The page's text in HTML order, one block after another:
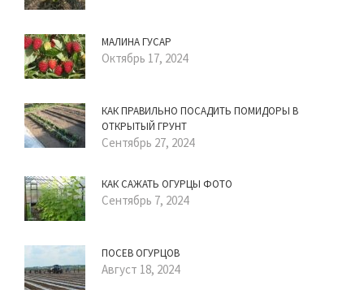
МАЛИНА ГУСАР
Октябрь 17, 2024
КАК ПРАВИЛЬНО ПОСАДИТЬ ПОМИДОРЫ В
ОТКРЫТЫЙ ГРУНТ
Сентябрь 27, 2024
КАК САЖАТЬ ОГУРЦЫ ФОТО
Сентябрь 7, 2024
ПОСЕВ ОГУРЦОВ
Август 18, 2024